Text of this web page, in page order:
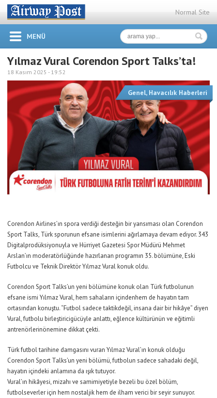
Normal Site
MENÜ
Yılmaz Vural Corendon Sport Talks’ta!
18 Kasım 2025 - 19:52
Genel, Havacılık Haberleri
Corendon Airlines’ın spora verdiği desteğin bir yansıması olan Corendon
Sport Talks, Türk sporunun efsane isimlerini ağırlamaya devam ediyor. 343
Digitalprodüksiyonuyla ve Hürriyet Gazetesi Spor Müdürü Mehmet
Arslan’ın moderatörlüğünde hazırlanan programın 35. bölümüne,Eski
Futbolcu ve Teknik Direktör Yılmaz Vuralkonuk oldu.
Corendon Sport Talks’un yeni bölümüne konuk olan Türkfutbolunun
efsane ismi YılmazVural,hem sahaların içindenhem de hayatıntam
ortasından konuştu. “Futbolsadece taktikdeğil,insana dairbirhikâye” diyen
Vural,futbolu birleştiricigücüyle anlattı, eğlence kültürünün ve eğitimli
antrenörlerinönemine dikkat çekti.
Türkfutbol tarihine damgasını vuran Yılmaz Vural’ın konuk olduğu
Corendon Sport Talks’un yeni bölümü,futbolun sadece sahadaki değil,
hayatın içindeki anlamına da ışık tutuyor.
Vural’ın hikâyesi, mizahı ve samimiyetiyle bezeli bu özel bölüm,
futbolseverler için hem nostaljik hem de ilham verici bir seyir sunuyor.